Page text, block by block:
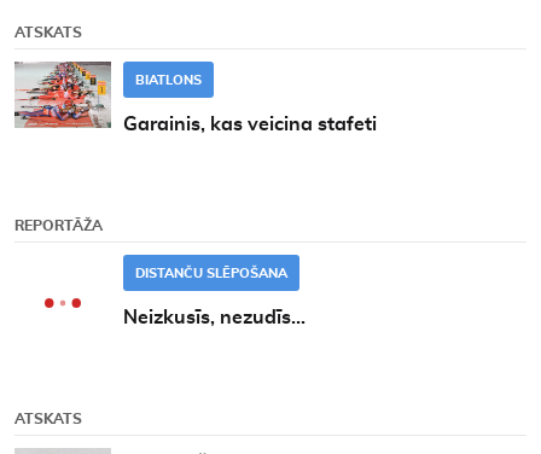
ATSKATS
BIATLONS
Garainis, kas veicina stafeti
REPORTĀŽA
DISTANČU SLĒPOŠANA
Neizkusīs, nezudīs...
ATSKATS